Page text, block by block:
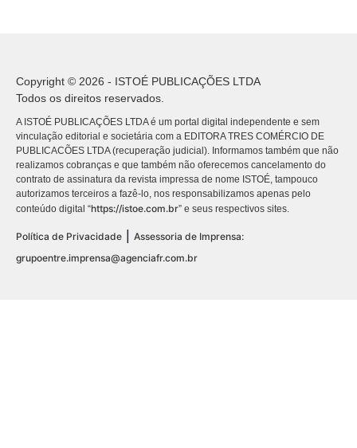
Copyright © 2026 - ISTOÉ PUBLICAÇÕES LTDA
Todos os direitos reservados.
A ISTOÉ PUBLICAÇÕES LTDA é um portal digital independente e sem
vinculação editorial e societária com a EDITORA TRES COMÉRCIO DE
PUBLICACÕES LTDA (recuperação judicial). Informamos também que não
realizamos cobranças e que também não oferecemos cancelamento do
contrato de assinatura da revista impressa de nome ISTOÉ, tampouco
autorizamos terceiros a fazê-lo, nos responsabilizamos apenas pelo
conteúdo digital “https://istoe.com.br” e seus respectivos sites.
Política de Privacidade
Assessoria de Imprensa:
grupoentre.imprensa@agenciafr.com.br